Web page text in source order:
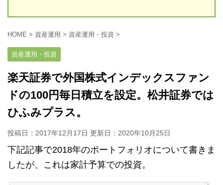
HOME > 資産運用 > 資産運用・投資 >
資産運用・投資
楽天証券で外国株式インデックスファン
ドの100円毎日積立を設定。松井証券では
ひふみプラス。
投稿日：2017年12月17日 更新日： 2020年10月25日
下記記事で2018年のポートフォリオについて書きま
したが、これは家計予算での投資。